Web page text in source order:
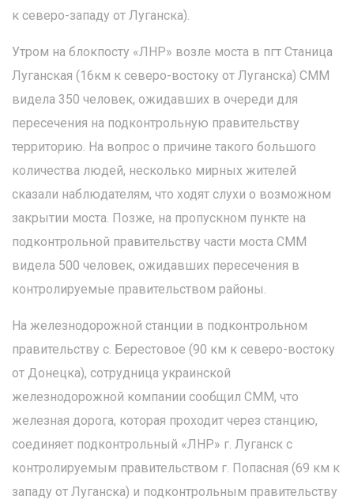
к северо-западу от Луганска).
Утром на блокпосту «ЛНР» возле моста в пгт Станица
Луганская (16км к северо-востоку от Луганска) СММ
видела 350 человек, ожидавших в очереди для
пересечения на подконтрольную правительству
территорию. На вопрос о причине такого большого
количества людей, несколько мирных жителей
сказали наблюдателям, что ходят слухи о возможном
закрытии моста. Позже, на пропускном пункте на
подконтрольной правительству части моста СММ
видела 500 человек, ожидавших пересечения в
контролируемые правительством районы.
На железнодорожной станции в подконтрольном
правительству с. Берестовое (90 км к северо-востоку
от Донецка), сотрудница украинской
железнодорожной компании сообщил СММ, что
железная дорога, которая проходит через станцию,
соединяет подконтрольный «ЛНР» г. Луганск с
контролируемым правительством г. Попасная (69 км к
западу от Луганска) и подконтрольным правительству